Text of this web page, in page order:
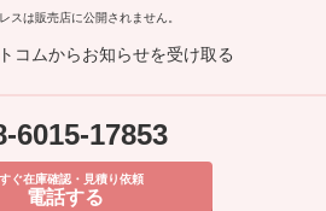
スは販売店に公開されません。
コムからお知らせを受け取る
6015-17853
ぐ在庫確認・見積り依頼
電話する